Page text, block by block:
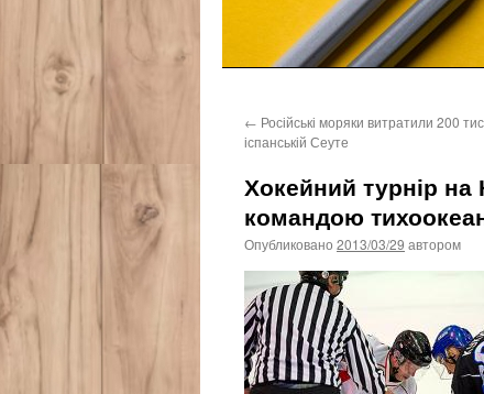
← Російські моряки витратили 200
іспанській Сеуте
Хокейний турнір
командою
Опубликовано 2013/03/29 автором